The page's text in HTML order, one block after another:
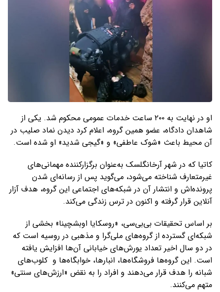
او در نهایت به ۲۰۰ ساعت خدمات عمومی محکوم شد. یکی از
شاهدان دادگاه، عضو همین گروه، اعلام کرد دیدن نماد صلیب در
آن محیط باعث «شوک عاطفی» و «گیجی شدید» او شده است.
کاتیا که در شهر آرخانگلسک به‌عنوان برگزارکننده مهمانی‌های
غیرمتعارف شناخته می‌شود، می‌گوید پس از رسانه‌ای شدن
پرونده‌اش و انتشار آن در شبکه‌های اجتماعی این گروه، هدف آزار
آنلاین قرار گرفته و اکنون در ترس زندگی می‌کند.
بر اساس تحقیقات بی‌بی‌سی، «روسکایا اوبشچینا» بخشی از
شبکه‌ای گسترده از گروه‌های ملی‌گرا و مذهبی در روسیه است که
در دو سال اخیر تعداد یورش‌های خیابانی آن‌ها افزایش یافته
است. این گروه‌ها فروشگاه‌ها، انبارها، خوابگاه‌ها و کلوب‌های
شبانه را هدف قرار می‌دهند و افراد را به نقض «ارزش‌های سنتی»
متهم می‌کنند.